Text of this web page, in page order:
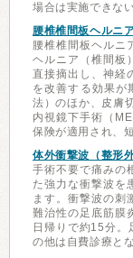
場合は実施できな
腰椎椎間板ヘルニ
腰椎椎間板ヘルニ
ヘルニア（椎間板
直接摘出し、神経
を改善する効果が
法）のほか、皮膚
内視鏡下手術（
保険が適用され、
体外衝撃波（整形外
手術不要で痛みの
た強力な衝撃波を
ます。衝撃波の刺
難治性の足底筋膜
日帰りで約15分。
の他は自費診療と